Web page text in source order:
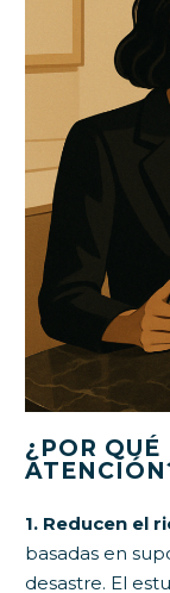
¿POR QUÉ
1. Reducen el
basadas en
desastre. El